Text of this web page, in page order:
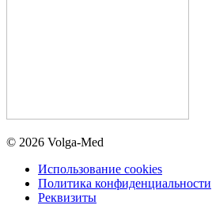
© 2026 Volga-Med
Использование cookies
Политика конфиденциальности
Реквизиты